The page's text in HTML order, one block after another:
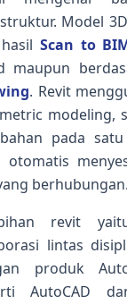
Model
Scan to
maupun
. Revit
modeling,
pada
otomatis
berhubungan.
revit
lintas
produk
AutoCAD